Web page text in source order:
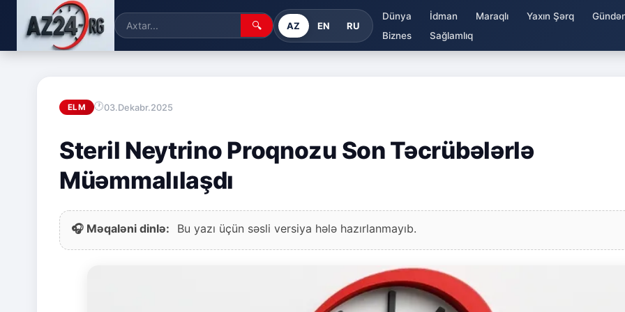
🔍 AZ EN RU
Dünya İdman Maraqlı Yaxın Şərq
Biznes
Sağlamlıq
ELM 03.Dekabr.2025
Steril Neytrino Proqnozu Son Təcrübələrlə
Müəmmalılaşdı
🎧 Məqaləni dinlə: Bu yazı üçün səsli versiya hələ hazırlanmayıb.